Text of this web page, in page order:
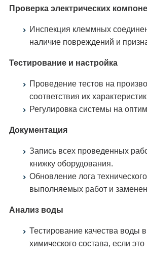
Проверка электрических
Инспекция клеммных
наличие повреждений и
Тестирование и настройка
Проведение тестов на
соответствия их
Регулировка системы на
Документация
Запись всех проведенных
книжку оборудования.
Обновление лога
выполняемых работ и
Анализ воды
Тестирование качества воды
химического состава, если